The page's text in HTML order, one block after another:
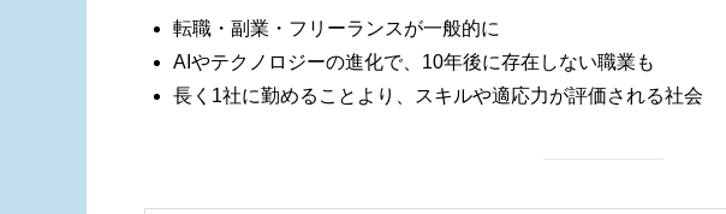
転職・副業・フリーランスが一般的に
AIやテクノロジーの進化で、10年後に存在しない職業も
長く1社に勤めることより、スキルや適応力が評価される社会